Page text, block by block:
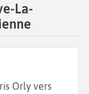
La-
Orly vers